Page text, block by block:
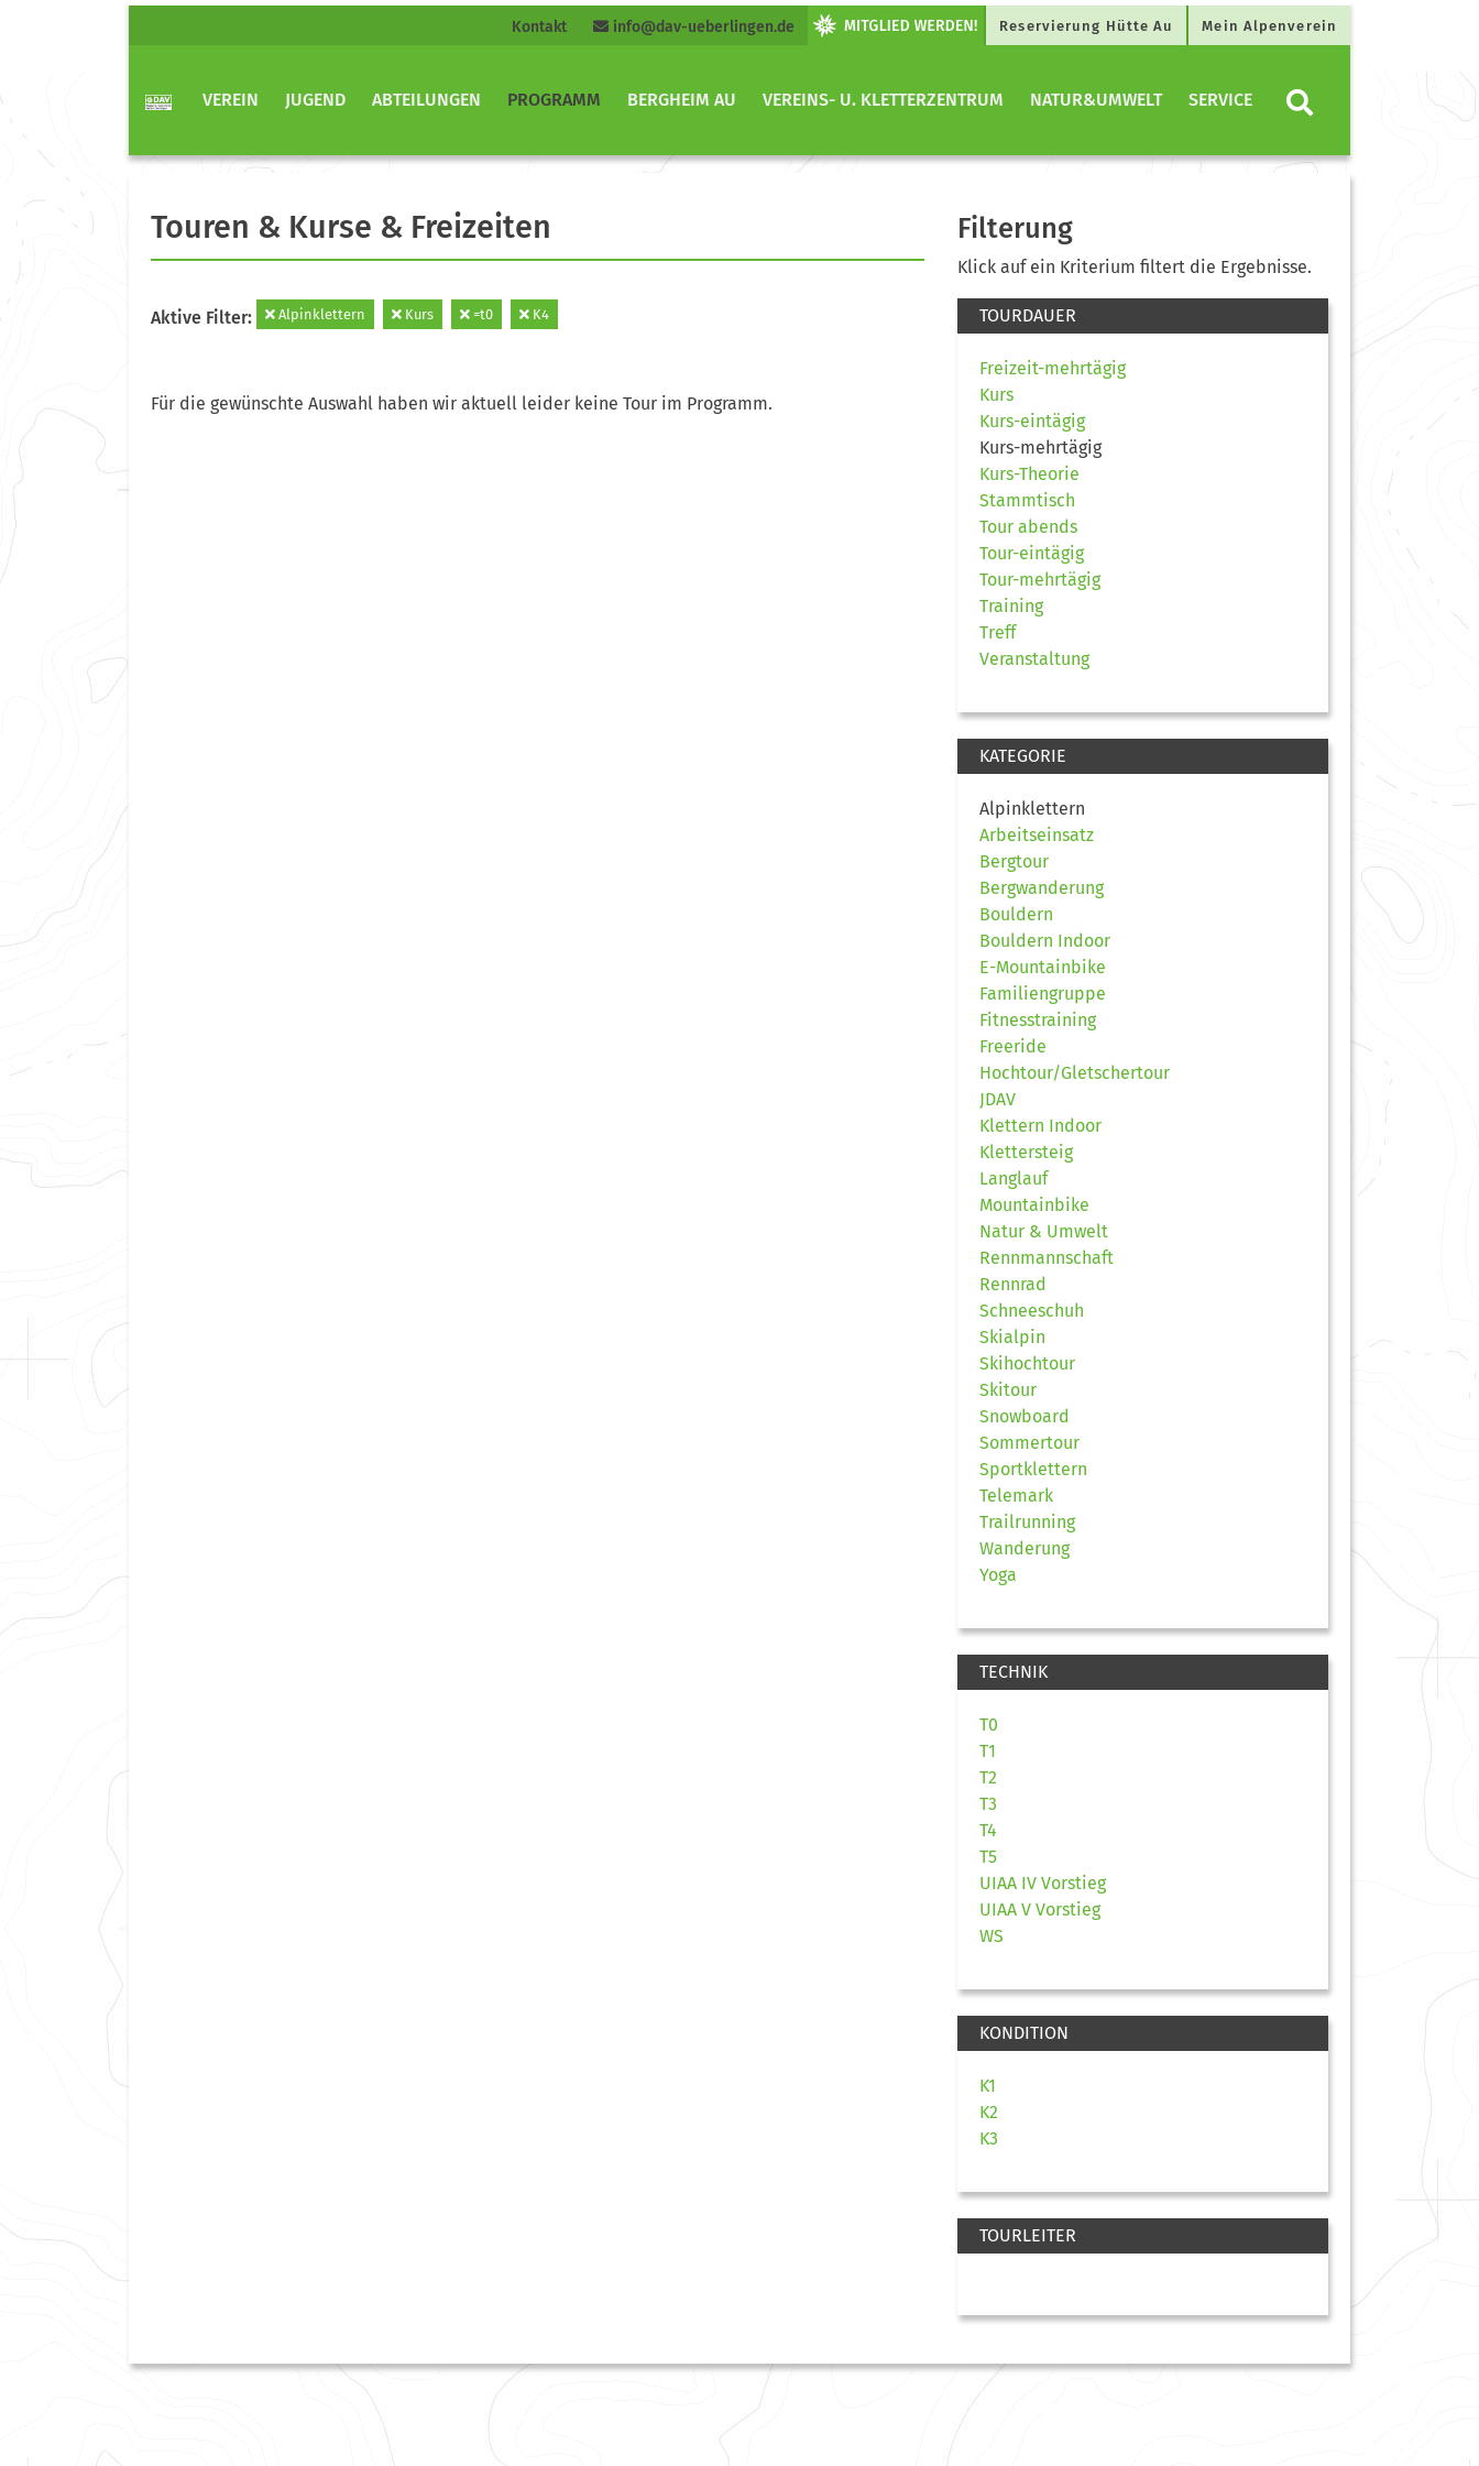
Kontakt info@dav-ueberlingen.de Reservierung Hütte Au Mein Alpenverein
VEREIN JUGEND ABTEILUNGEN PROGRAMM BERGHEIM AU VEREINS- U. KLETTERZENTRUM NATUR&UMWELT SERVICE
Touren & Kurse & Freizeiten
Aktive Filter: Alpinklettern Kurs =t0 K4
Für die gewünschte Auswahl haben wir aktuell leider keine Tour im Programm.
Filterung
Klick auf ein Kriterium filtert die Ergebnisse.
TOURDAUER
Freizeit-mehrtägig
Kurs
Kurs-eintägig
Kurs-mehrtägig
Kurs-Theorie
Stammtisch
Tour abends
Tour-eintägig
Tour-mehrtägig
Training
Treff
Veranstaltung
KATEGORIE
Alpinklettern
Arbeitseinsatz
Bergtour
Bergwanderung
Bouldern
Bouldern Indoor
E-Mountainbike
Familiengruppe
Fitnesstraining
Freeride
Hochtour/Gletschertour
JDAV
Klettern Indoor
Klettersteig
Langlauf
Mountainbike
Natur & Umwelt
Rennmannschaft
Rennrad
Schneeschuh
Skialpin
Skihochtour
Skitour
Snowboard
Sommertour
Sportklettern
Telemark
Trailrunning
Wanderung
Yoga
TECHNIK
T0
T1
T2
T3
T4
T5
UIAA IV Vorstieg
UIAA V Vorstieg
WS
KONDITION
K1
K2
K3
TOURLEITER